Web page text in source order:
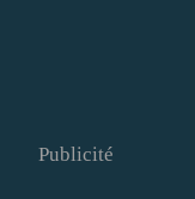
Publicité